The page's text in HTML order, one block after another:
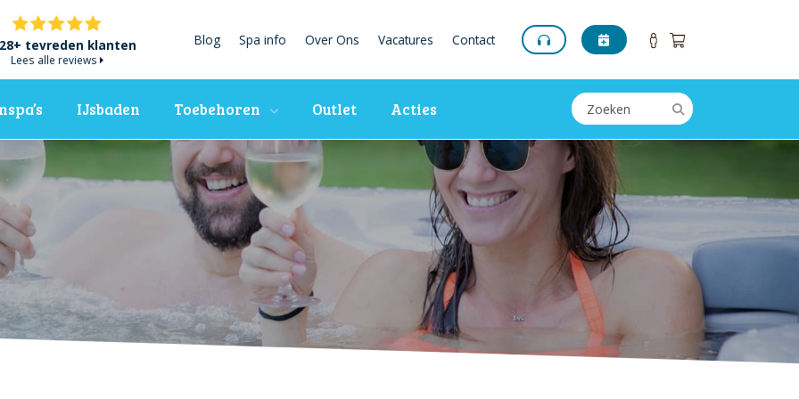
tevreden klanten
Lees alle reviews
Blog Spa info Over Ons Vacatures Contact
IJsbaden Toebehoren Outlet Acties